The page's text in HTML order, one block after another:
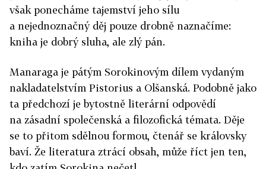
však ponecháme tajemství jeho sílu
a nejednoznačný děj pouze drobně naznačíme:
kniha je dobrý sluha, ale zlý pán.
Manaraga je pátým Sorokinovým dílem vydaným
nakladatelstvím Pistorius a Olšanská. Podobně jako
ta předchozí je bytostně literární odpovědí
na zásadní společenská a filozofická témata. Děje
se to přitom sdělnou formou, čtenář se královsky
baví. Že literatura ztrácí obsah, může říct jen ten,